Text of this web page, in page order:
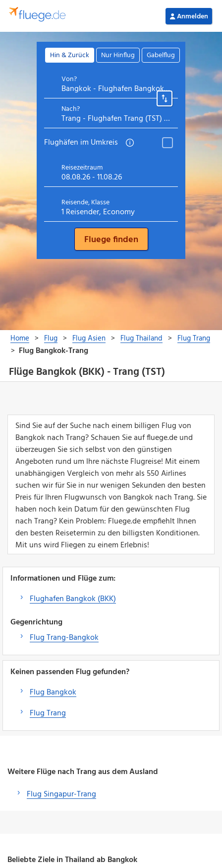
Flüge Bangkok (BKK) - Trang (TST)
Sind Sie auf der Suche nach einem billigen Flug von
Bangkok nach Trang? Schauen Sie auf fluege.de und
überzeugen Sie sich selbst von den günstigen
Angeboten rund um Ihre nächste Flugreise! Mit einem
unabhängigen Vergleich von mehr als 550 Airlines
suchen wir für Sie in nur wenigen Sekunden den besten
Preis für Ihren Flugwunsch von Bangkok nach Trang. Sie
haben noch kein Datum für den gewünschten Flug
nach Trang? Kein Problem: Fluege.de empfiehlt Ihnen
den besten Reisetermin zu den billigsten Konditionen.
Mit uns wird Fliegen zu einem Erlebnis!
Informationen und Flüge zum:
Flughafen Bangkok (BKK)
Gegenrichtung
Flug Trang-Bangkok
Keinen passenden Flug gefunden?
Flug Bangkok
Flug Trang
Weitere Flüge nach Trang aus dem Ausland
Flug Singapur-Trang
Beliebte Ziele in Thailand ab Bangkok